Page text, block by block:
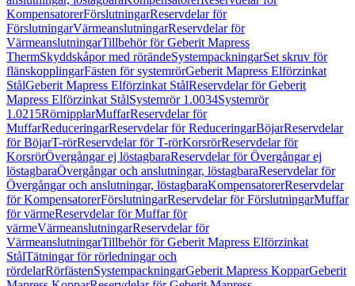
KompensatorerFörslutningarReservdelar för
FörslutningarVärmeanslutningarReservdelar för
VärmeanslutningarTillbehör för Geberit Mapress
ThermSkyddskåpor med rörändeSystempackningarSet skruv för
flänskopplingarFästen för systemrörGeberit Mapress Elförzinkat
StålGeberit Mapress Elförzinkat StålReservdelar för Geberit
Mapress Elförzinkat StålSystemrör 1.0034Systemrör
1.0215RörnipplarMuffarReservdelar för
MuffarReduceringarReservdelar för ReduceringarBöjarReservdelar
för BöjarT-rörReservdelar för T-rörKorsrörReservdelar för
KorsrörÖvergångar ej löstagbaraReservdelar för Övergångar ej
löstagbaraÖvergångar och anslutningar, löstagbaraReservdelar för
Övergångar och anslutningar, löstagbaraKompensatorerReservdelar
för KompensatorerFörslutningarReservdelar för FörslutningarMuffar
för värmeReservdelar för Muffar för
värmeVärmeanslutningarReservdelar för
VärmeanslutningarTillbehör för Geberit Mapress Elförzinkat
StålTätningar för rörledningar och
rördelarRörfästenSystempackningarGeberit Mapress KopparGeberit